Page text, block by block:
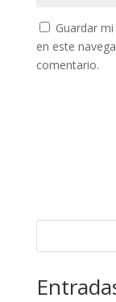
Guardar
en este
comentario.